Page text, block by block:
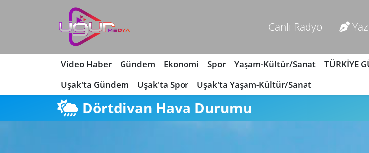
Canlı Radyo
Video Haber Gündem Ekonomi Spor Yaşam-Kültür/Sanat TÜRKİYE
Uşak'ta Gündem
Uşak'ta Spor Uşak'ta Yaşam-Kültür/Sanat
Dörtdivan Hava Durumu
Nöbetçi Eczaneler
Hava Durumu
Namaz Vakitleri
Trafik Durumu